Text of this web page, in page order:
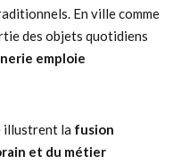
En ville comme
des objets quotidiens
emploie
illustrent la fusion
et du métier